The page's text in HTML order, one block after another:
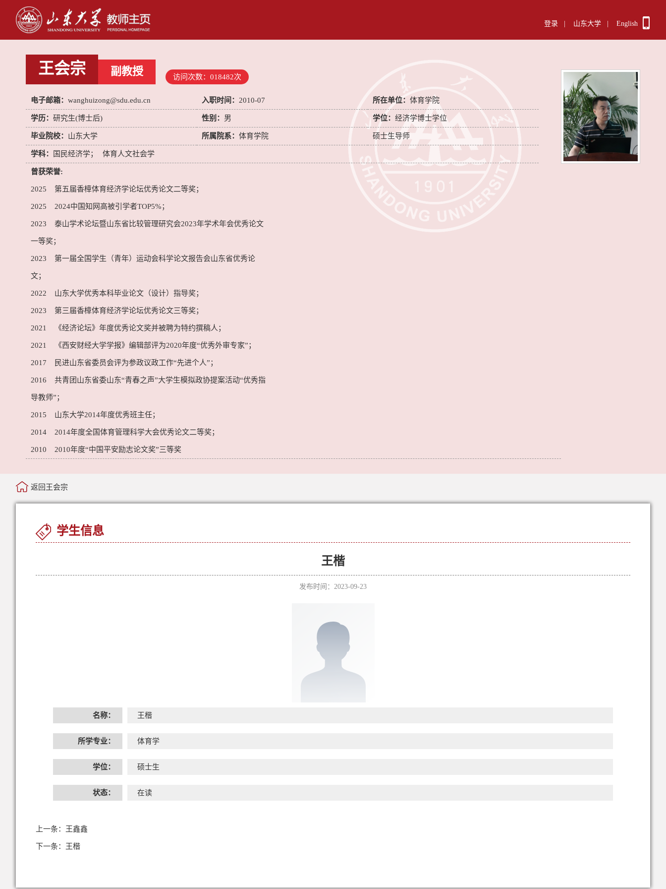
登录 山东大学 English
王会宗 副教授 访问次数： 018482次
电子邮箱： wanghuizong@sdu.edu.cn 入职时间： 2010-07 所在单位： 体育学院
学历： 研究生(博士后) 性别： 男 学位： 经济学博士学位
毕业院校： 山东大学 所属院系： 体育学院 硕士生导师
学科： 国民经济学； 体育人文社会学
曾获荣誉:
2025 第五届香樟体育经济学论坛优秀论文二等奖；
2025 2024中国知网高被引学者TOP5%；
2023 泰山学术论坛暨山东省比较管理研究会2023年学术年会优秀论文
一等奖；
2023 第一届全国学生（青年）运动会科学论文报告会山东省优秀论
文；
2022 山东大学优秀本科毕业论文（设计）指导奖；
2023 第三届香樟体育经济学论坛优秀论文三等奖；
2021 《经济论坛》年度优秀论文奖并被聘为特约撰稿人；
2021 《西安财经大学学报》编辑部评为2020年度“优秀外审专家”；
2017 民进山东省委员会评为参政议政工作“先进个人”；
2016 共青团山东省委山东“青春之声”大学生模拟政协提案活动“优秀指
导教师”；
2015 山东大学2014年度优秀班主任；
2014 2014年度全国体育管理科学大会优秀论文二等奖；
2010 2010年度“中国平安励志论文奖”三等奖
返回王会宗
学生信息
王楷
发布时间：2023-09-23
名称： 王楷
所学专业： 体育学
学位： 硕士生
状态： 在读
上一条： 王鑫鑫
下一条： 王楷